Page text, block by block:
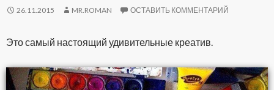
26.11.2015 MR.ROMAN ОСТАВИТЬ КОММЕНТАРИЙ
Это самый настоящий удивительные креатив.